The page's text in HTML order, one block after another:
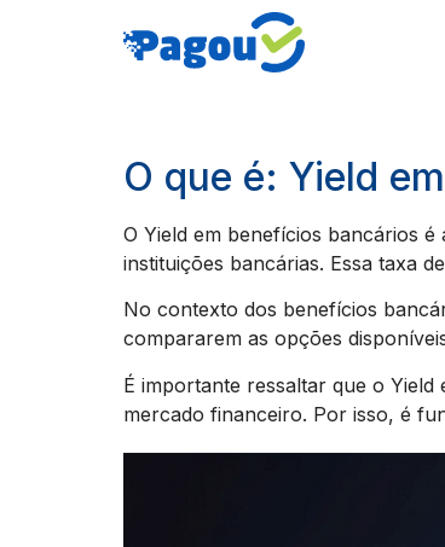
O que é: Yield
O Yield em benefícios bancários
instituições bancárias. Essa taxa
No contexto dos benefícios
compararem as opções
É importante ressaltar que o
mercado financeiro. Por isso, é